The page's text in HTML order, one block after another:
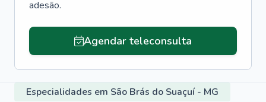
adesão.
Agendar teleconsulta
Especialidades em São Brás do Suaçuí - MG